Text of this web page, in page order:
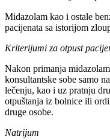
Midazolam kao i ostale
pacijenata sa istorijom
Kriterijumi za otpust
Nakon primanja
konsultantske sobe samo
lečenju, kao i uz pratnju
otpuštanja iz bolnice ili
druge osobe.
Natrijum